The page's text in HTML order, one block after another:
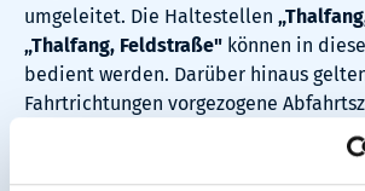
umgeleitet. Die Haltestellen
„Thalfang, Feldstraße" können in
bedient werden. Darüber hinaus
Fahrtrichtungen vorgezogene
Baustellenfahrplan finden Sie